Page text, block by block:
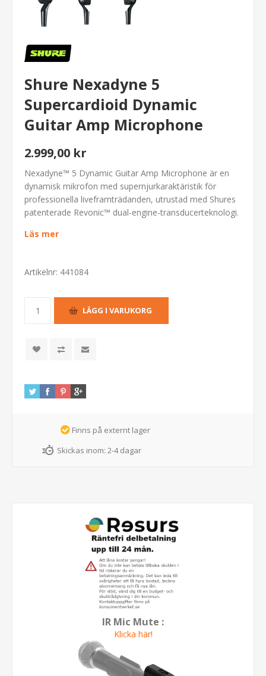
Shure Nexadyne 5
Supercardioid Dynamic
Guitar Amp Microphone
2.999,00 kr
Nexadyne™ 5 Dynamic Guitar Amp Microphone är en
dynamisk mikrofon med supernjurkaraktäristik för
professionella liveframträdanden, utrustad med Shures
patenterade Revonic™ dual-engine-transducerteknologi.
Läs mer
Artikelnr: 441084
Finns på externt lager
Skickas inom: 2-4 dagar
IR Mic Mute :
Klicka här!